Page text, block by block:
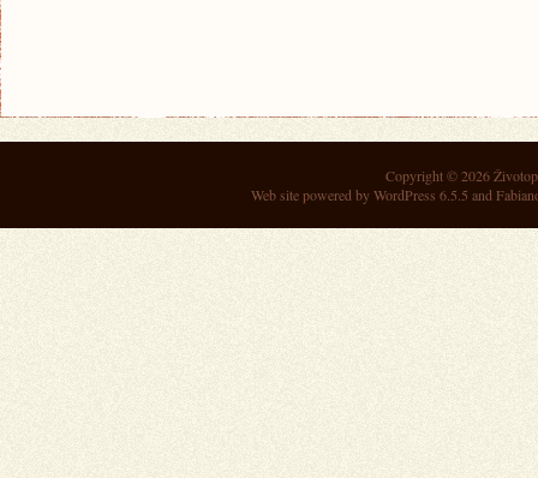
Copyright © 2026
Web site powered byWordPress 6.5.5 and